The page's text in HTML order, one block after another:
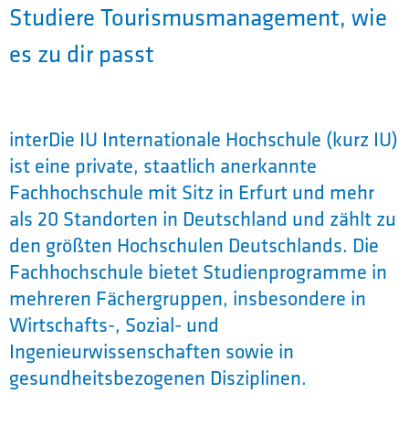
Studiere Tourismusmanagement, wie
es zu dir passt
interDie IU Internationale Hochschule (kurz IU)
ist eine private, staatlich anerkannte
Fachhochschule mit Sitz in Erfurt und mehr
als 20 Standorten in Deutschland und zählt zu
den größten Hochschulen Deutschlands. Die
Fachhochschule bietet Studienprogramme in
mehreren Fächergruppen, insbesondere in
Wirtschafts-, Sozial- und
Ingenieurwissenschaften sowie in
gesundheitsbezogenen Disziplinen.